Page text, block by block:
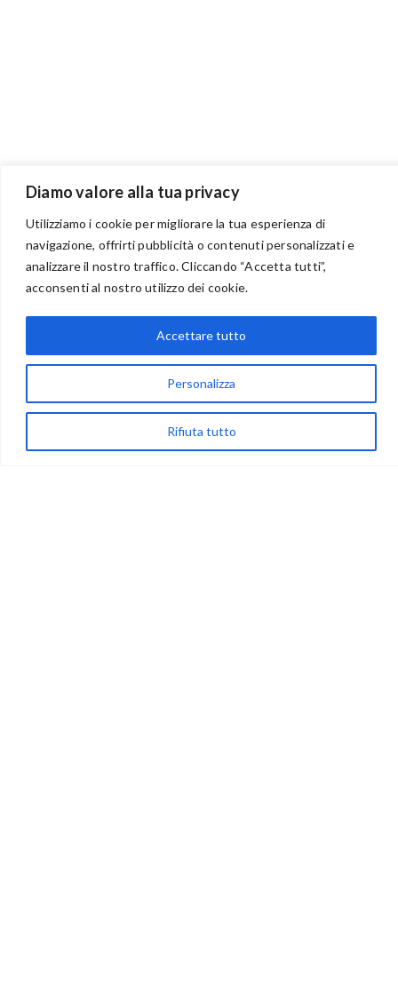
Diamo valore alla tua privacy
Utilizziamo i cookie per migliorare la tua esperienza di
navigazione, offrirti pubblicità o contenuti personalizzati e
analizzare il nostro traffico. Cliccando “Accetta tutti”,
acconsenti al nostro utilizzo dei cookie.
Personalizza
Rifiuta tutto
Accettare tutto
BENVENUTI NEL PORTALE RIVENDITORI
via Acqua delle Noci 12
83024 Monteforte Irpino (AV)
(+39) 081-7777233